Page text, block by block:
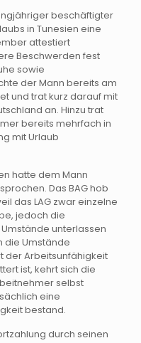
beschäftigter
in Tunesien eine
attestiert
Beschwerden fest
sowie
der Mann bereits am
und trat kurz darauf mit
an. Hinzu trat
bereits mehrfach in
mit Urlaub
hatte dem Mann
Das BAG hob
das LAG zwar einzelne
jedoch die
unterlassen
die Umstände
der Arbeitsunfähigkeit
ist, kehrt sich die
selbst
eine
bestand.
durch seinen